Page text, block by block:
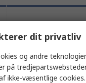
Lovgivning
flere attributter.
dit privatliv
og andre
på
ikke-væsentlige